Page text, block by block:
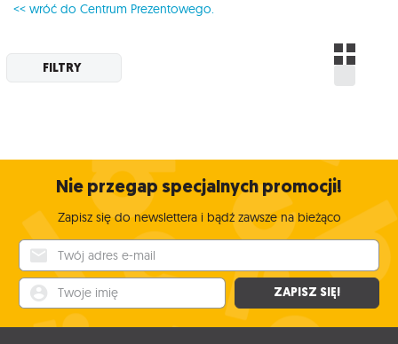
<< wróć do Centrum Prezentowego.
FILTRY
Nie przegap specjalnych promocji!
Zapisz się do newslettera i bądź zawsze na bieżąco
ZAPISZ SIĘ!